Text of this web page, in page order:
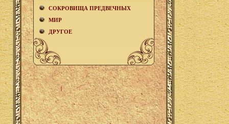
СОКРОВИЩА ПРЕДВЕЧНЫХ
МИР
ДРУГОЕ